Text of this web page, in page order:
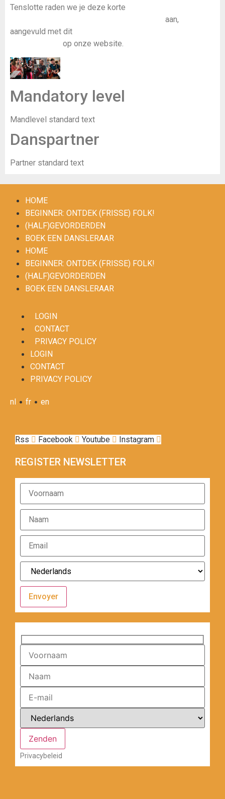
Tenslotte raden we je deze korte
aan,
aangevuld met dit
op onze website.
Mandatory level
Mandlevel standard text
Danspartner
Partner standard text
HOME
BEGINNER: ONTDEK (FRISSE) FOLK!
(HALF)GEVORDERDEN
BOEK EEN DANSLERAAR
HOME
BEGINNER: ONTDEK (FRISSE) FOLK!
(HALF)GEVORDERDEN
BOEK EEN DANSLERAAR
LOGIN
CONTACT
PRIVACY POLICY
LOGIN
CONTACT
PRIVACY POLICY
nl • fr • en
Rss Facebook Youtube Instagram
REGISTER NEWSLETTER
Envoyer
Privacybeleid